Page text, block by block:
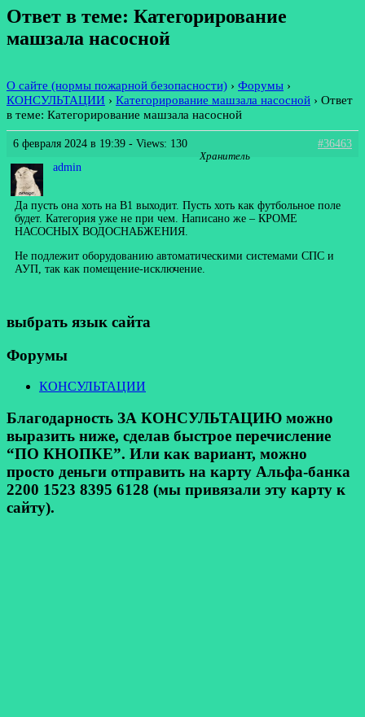
Ответ в теме: Категорирование
машзала насосной
О сайте (нормы пожарной безопасности) › Форумы ›
КОНСУЛЬТАЦИИ › Категорирование машзала насосной › Ответ
в теме: Категорирование машзала насосной
6 февраля 2024 в 19:39 - Views: 130
#36463
admin
Хранитель
Да пусть она хоть на В1 выходит. Пусть хоть как футбольное поле
будет. Категория уже не при чем. Написано же – КРОМЕ
НАСОСНЫХ ВОДОСНАБЖЕНИЯ.
Не подлежит оборудованию автоматическими системами СПС и
АУП, так как помещение-исключение.
выбрать язык сайта
Форумы
КОНСУЛЬТАЦИИ
Благодарность ЗА КОНСУЛЬТАЦИЮ можно
выразить ниже, сделав быстрое перечисление
“ПО КНОПКЕ”. Или как вариант, можно
просто деньги отправить на карту Альфа-банка
2200 1523 8395 6128 (мы привязали эту карту к
сайту).